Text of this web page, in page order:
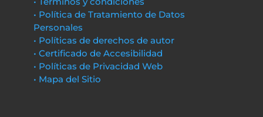
• Política de Tratamiento de Datos
Personales
• Políticas de derechos de autor
• Certificado de Accesibilidad
• Políticas de Privacidad Web
• Mapa del Sitio